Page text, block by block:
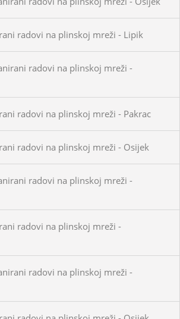
radovi na plinskoj mreži - Lipik
radovi na plinskoj mreži -
radovi na plinskoj mreži - Pakrac
radovi na plinskoj mreži - Osijek
radovi na plinskoj mreži -
radovi na plinskoj mreži -
radovi na plinskoj mreži -